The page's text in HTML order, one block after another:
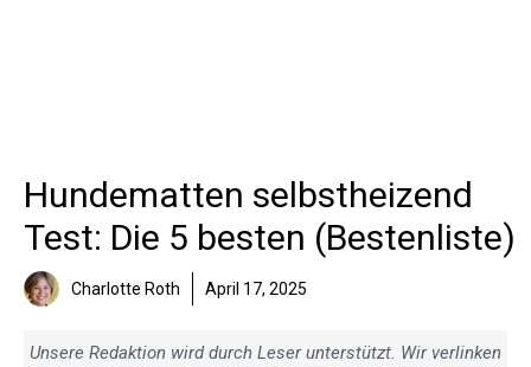
Hundematten selbstheizend
Test: Die 5 besten (Bestenliste)
Charlotte Roth April 17, 2025
Unsere Redaktion wird durch Leser unterstützt. Wir verlinken